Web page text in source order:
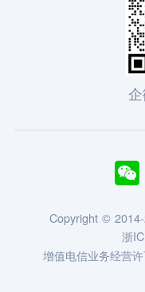

Copyright © 2014-
浙
增值电信业务经营许